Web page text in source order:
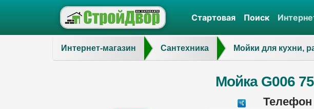
Стартовая Поиск
Интернет-магазин Сантехника Мойки для кухни,
Мойка G006
Телефон